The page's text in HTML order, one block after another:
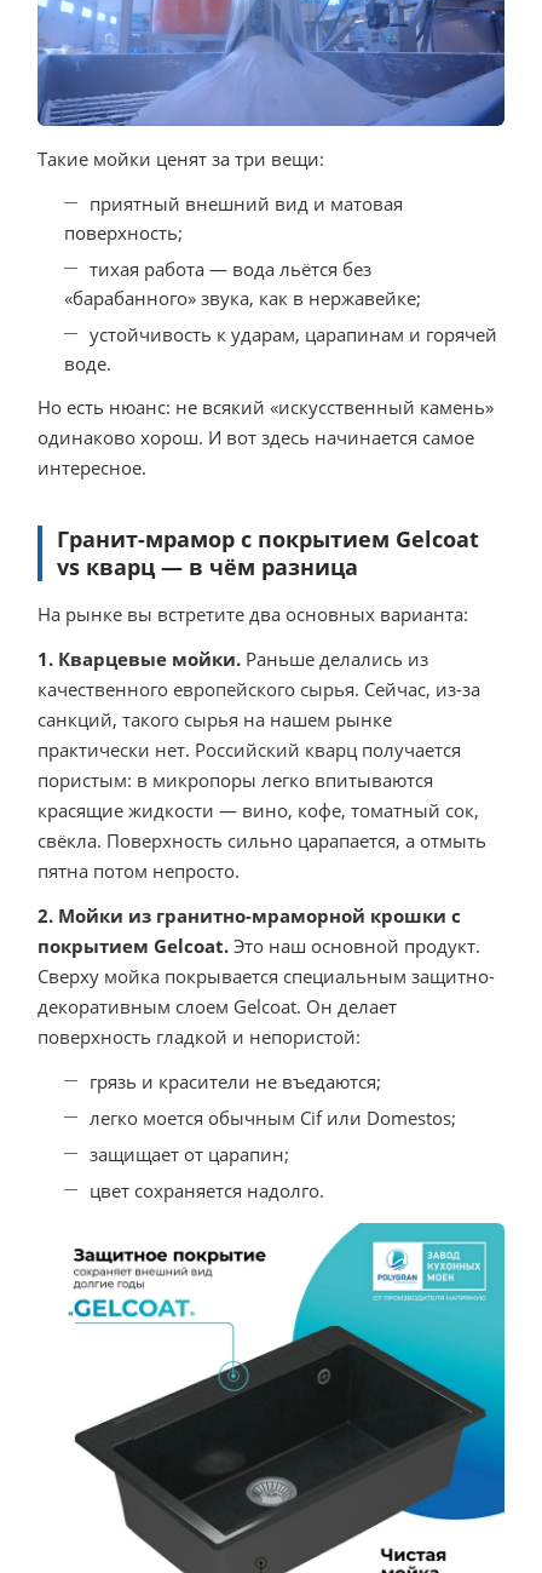
Такие мойки ценят за три вещи:
приятный внешний вид и матовая
поверхность;
тихая работа — вода льётся без
«барабанного» звука, как в нержавейке;
устойчивость к ударам, царапинам и горячей
воде.
Но есть нюанс: не всякий «искусственный камень»
одинаково хорош. И вот здесь начинается самое
интересное.
Гранит-мрамор с покрытием Gelcoat
vs кварц — в чём разница
На рынке вы встретите два основных варианта:
1. Кварцевые мойки. Раньше делались из
качественного европейского сырья. Сейчас, из-за
санкций, такого сырья на нашем рынке
практически нет. Российский кварц получается
пористым: в микропоры легко впитываются
красящие жидкости — вино, кофе, томатный сок,
свёкла. Поверхность сильно царапается, а отмыть
пятна потом непросто.
2. Мойки из гранитно-мраморной крошки с
покрытием Gelcoat. Это наш основной продукт.
Сверху мойка покрывается специальным защитно-
декоративным слоем Gelcoat. Он делает
поверхность гладкой и непористой:
грязь и красители не въедаются;
легко моется обычным Cif или Domestos;
защищает от царапин;
цвет сохраняется надолго.